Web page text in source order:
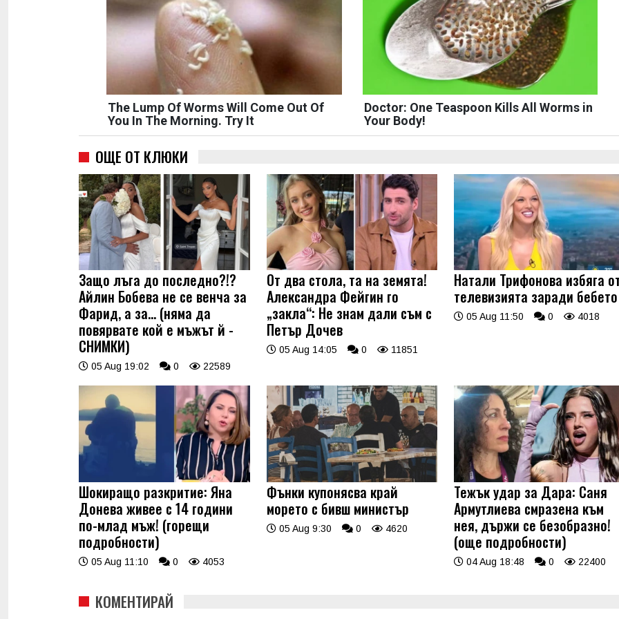
The Lump Of Worms Will Come Out Of
You In The Morning. Try It
Doctor: One Teaspoon Kills All Worms in
Your Body!
ОЩЕ ОТ КЛЮКИ
Защо лъга до последно?!?
Айлин Бобева не се венча за
Фарид, а за... (няма да
повярвате кой е мъжът й -
СНИМКИ)
05 Aug 19:02 0 22589
От два стола, та на земята!
Александра Фейгин го
„закла“: Не знам дали съм с
Петър Дочев
05 Aug 14:05 0 11851
Натали Трифонова избяга
телевизията заради бебето
05 Aug 11:50 0 4018
Шокиращо разкритие: Яна
Донева живее с 14 години
по-млад мъж! (горещи
подробности)
05 Aug 11:10 0 4053
Фънки купонясва край
морето с бивш министър
05 Aug 9:30 0 4620
Тежък удар за Дара: Саня
Армутлиева смразена към
нея, държи се безобразно!
(още подробности)
04 Aug 18:48 0 22400
КОМЕНТИРАЙ